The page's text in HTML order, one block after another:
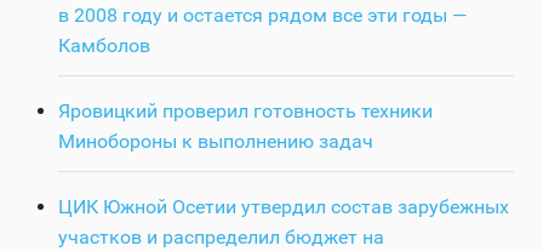
в 2008 году и остается рядом все эти годы —
Камболов
Яровицкий проверил готовность техники
Минобороны к выполнению задач
ЦИК Южной Осетии утвердил состав зарубежных
участков и распределил бюджет на